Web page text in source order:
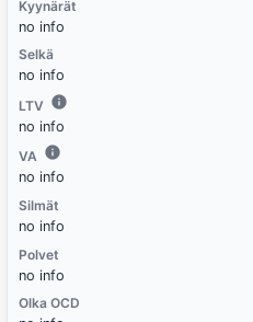
Kyynärät
no info
Selkä
no info
LTV
no info
VA
no info
Silmät
no info
Polvet
no info
Olka OCD